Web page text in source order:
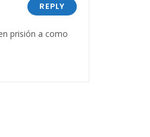
REPLY
prisión a como